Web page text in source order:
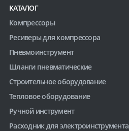
КАТАЛОГ
Компрессоры
Ресиверы для компрессора
Пневмоинструмент
Шланги пневматические
Строительное оборудование
Тепловое оборудование
Ручной инструмент
Расходник для электроинструмента